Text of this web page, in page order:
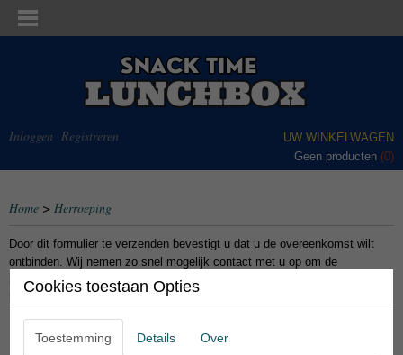
Inloggen Registreren
UW WINKELWAGEN
Geen producten (0)
Home > Herroeping
Door dit formulier te verzenden bevestigt u dat u de overeenkomst wilt
ontbinden. Wij nemen zo snel mogelijk contact met u op om de
herroeping te bevestigen en eventuele verdere instructies te geven voor
Naam
Cookies toestaan Opties
Toestemming Details Over